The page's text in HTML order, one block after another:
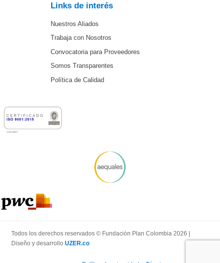
Links de interés
Nuestros Aliados
Trabaja con Nosotros
Convocatoria para Proveedores
Somos Transparentes
Política de Calidad
Todos los derechos reservados © Fundación Plan Colombia 2026 |
Diseño y desarrollo UZER.co